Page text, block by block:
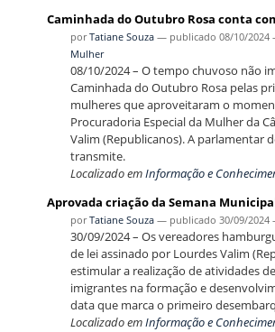
Caminhada do Outubro Rosa conta
porTatiane Souza — publicado 08/10/2024
Mulher
08/10/2024 – O tempo chuvoso não
Caminhada do Outubro Rosa pelas
mulheres que aproveitaram o
Procuradoria Especial da Mulher da
Valim (Republicanos). A parlamentar
transmite.
Localizado emInformação e
Aprovada criação da Semana
porTatiane Souza — publicado 30/09/2024
30/09/2024 – Os vereadores
de lei assinado por Lourdes Valim
estimular a realização de atividades
imigrantes na formação e
data que marca o primeiro
Localizado emInformação e